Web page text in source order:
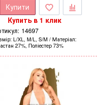
Купити
Купить в 1 клик
14697
L/XL, M/L, S/M
Матеріал
27%, Поліестер 73%